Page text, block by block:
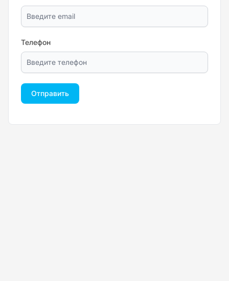
Телефон
Отправить